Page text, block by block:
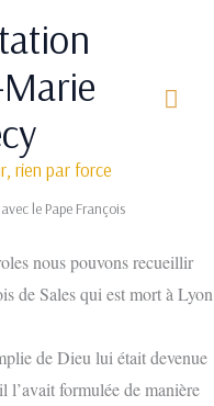
rien par force
le Pape François
nous pouvons recueillir
de Sales qui est mort à Lyon
de Dieu lui était devenue
l’avait formulée de manière